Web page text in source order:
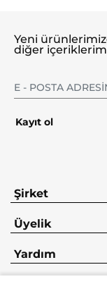
Şirket
Üyelik
Yardım
Yeni
diğer
Kayıt ol